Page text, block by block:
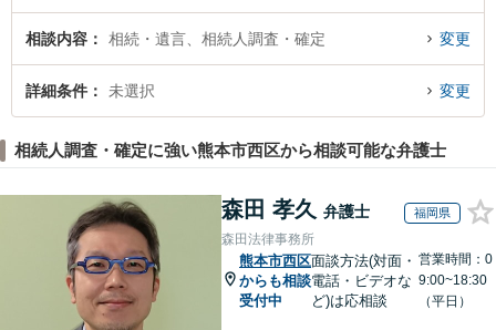
を検索したい』『初回相談無料で相続人調査・確定を法律相談できる熊本市西
区内の弁護士に相談予約したい』などでお困りの相談者さんにおすすめです。
相談内容 相続・遺言、相続人調査・確定 変更
詳細条件 未選択 変更
相続人調査・確定に強い熊本市西区から相談可能な弁護士
森田 孝久 弁護士 福岡県
森田法律事務所
熊本市西区
からも相談
受付中
面談方法(対面・
電話・ビデオな
ど)は応相談
営業時間：0
9:00~18:30
（平日）